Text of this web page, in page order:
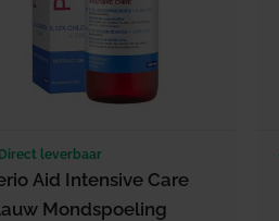
Direct leverbaar
Aid Intensive Care
Mondspoeling